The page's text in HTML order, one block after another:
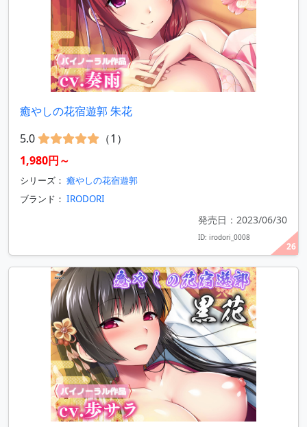
26
癒やしの花宿遊郭 朱花
5.0
（1）
1,980円～
シリーズ： 癒やしの花宿遊郭
ブランド： IRODORI
発売日：2023/06/30
ID: irodori_0008